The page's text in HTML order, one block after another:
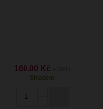
160.00 Kč
Skladem